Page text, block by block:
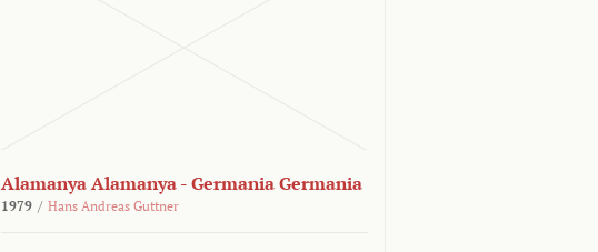
Alamanya Alamanya - Germania Germania
1979 / Hans Andreas Guttner